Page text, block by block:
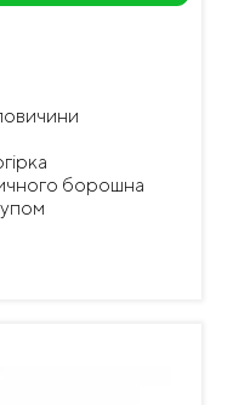
борошна